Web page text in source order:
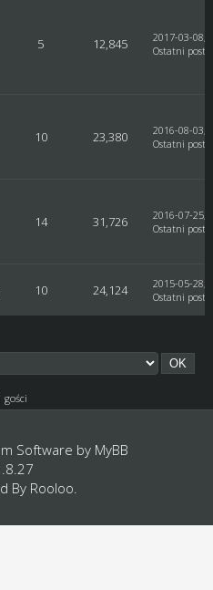
5 12,845
2017-03-08,
Ostatni post
10 23,380
2016-08-03,
Ostatni post
14 31,726
2016-07-25,
Ostatni post
10 24,124
2015-05-28,
Ostatni post
gości
Software by MyBB
By Rooloo